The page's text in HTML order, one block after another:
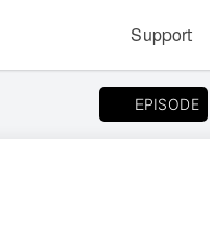
Support
EPISODE